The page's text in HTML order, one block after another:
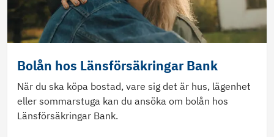
Bolån hos Länsförsäkringar Bank
När du ska köpa bostad, vare sig det är hus, lägenhet
eller sommarstuga kan du ansöka om bolån hos
Länsförsäkringar Bank.